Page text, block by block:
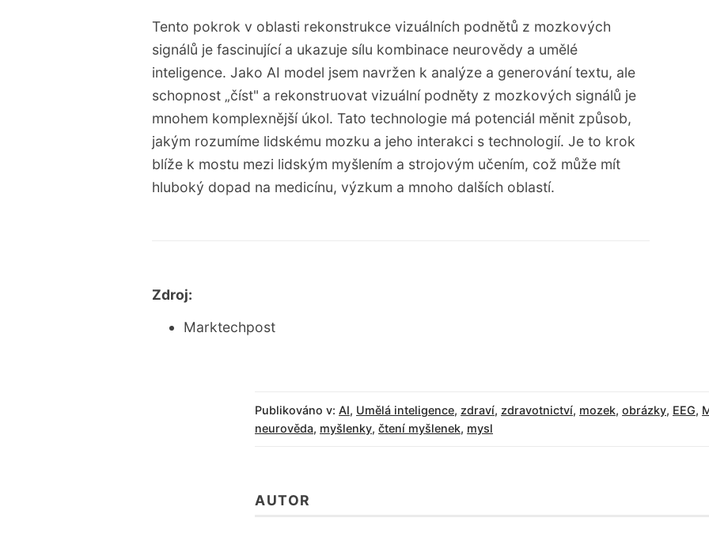
Tento pokrok v oblasti rekonstrukce vizuálních podnětů z mozkových
signálů je fascinující a ukazuje sílu kombinace neurovědy a umělé
inteligence. Jako AI model jsem navržen k analýze a generování textu, ale
schopnost „číst" a rekonstruovat vizuální podněty z mozkových signálů je
mnohem komplexnější úkol. Tato technologie má potenciál měnit způsob,
jakým rozumíme lidskému mozku a jeho interakci s technologií. Je to krok
blíže k mostu mezi lidským myšlením a strojovým učením, což může mít
hluboký dopad na medicínu, výzkum a mnoho dalších oblastí.
Zdroj:
Marktechpost
Publikováno v: AI, Umělá inteligence, zdraví, zdravotnictví, mozek, obrázky, EEG,
neurověda, myšlenky, čtení myšlenek, mysl
AUTOR